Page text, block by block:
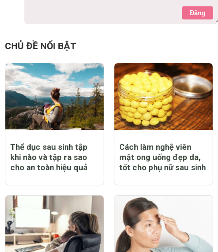
Đăng
CHỦ ĐỀ NỔI BẬT
Thể dục sau sinh tập
khi nào và tập ra sao
cho an toàn hiệu quả
Cách làm nghệ viên
mật ong uống đẹp da,
tốt cho phụ nữ sau sinh